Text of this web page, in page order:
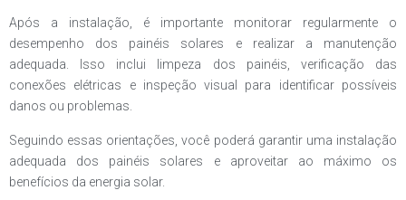
Após a instalação, é importante monitorar regularmente o
desempenho dos painéis solares e realizar a manutenção
adequada. Isso inclui limpeza dos painéis, verificação das
conexões elétricas e inspeção visual para identificar possíveis
danos ou problemas.
Seguindo essas orientações, você poderá garantir uma instalação
adequada dos painéis solares e aproveitar ao máximo os
benefícios da energia solar.